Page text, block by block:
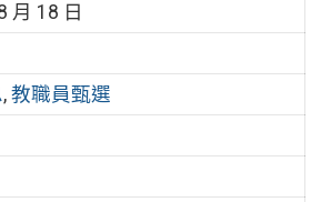
月 18 日
, 教職員甄選